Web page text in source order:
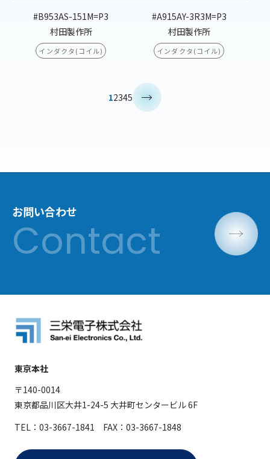
#B953AS-151M=P3
村田製作所
インダクタ(コイル)
#A915AY-3R3M=P3
村田製作所
インダクタ(コイル)
12345
お問い合わせ
東京本社
〒140-0014
東京都品川区大井1-24-5 大井町センタービル 6F
TEL：03-3667-1841 FAX：03-3667-1848